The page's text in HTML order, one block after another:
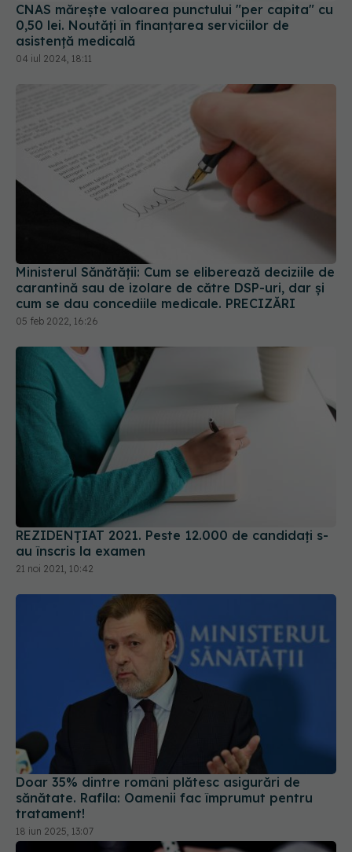
CNAS mărește valoarea punctului "per capita" cu
0,50 lei. Noutăți în finanțarea serviciilor de
asistență medicală
04 iul 2024, 18:11
Ministerul Sănătății: Cum se eliberează deciziile de
carantină sau de izolare de către DSP-uri, dar și
cum se dau concediile medicale. PRECIZĂRI
05 feb 2022, 16:26
REZIDENȚIAT 2021. Peste 12.000 de candidați s-
au înscris la examen
21 noi 2021, 10:42
Doar 35% dintre români plătesc asigurări de
sănătate. Rafila: Oamenii fac împrumut pentru
tratament!
18 iun 2025, 13:07